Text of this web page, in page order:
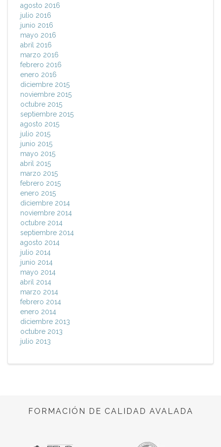
agosto 2016
julio 2016
junio 2016
mayo 2016
abril 2016
marzo 2016
febrero 2016
enero 2016
diciembre 2015
noviembre 2015
octubre 2015
septiembre 2015
agosto 2015
julio 2015
junio 2015
mayo 2015
abril 2015
marzo 2015
febrero 2015
enero 2015
diciembre 2014
noviembre 2014
octubre 2014
septiembre 2014
agosto 2014
julio 2014
junio 2014
mayo 2014
abril 2014
marzo 2014
febrero 2014
enero 2014
diciembre 2013
octubre 2013
julio 2013
FORMACIÓN DE CALIDAD AVALADA